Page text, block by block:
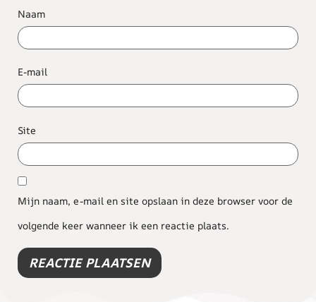
Naam
E-mail
Site
Mijn naam, e-mail en site opslaan in deze browser voor de
volgende keer wanneer ik een reactie plaats.